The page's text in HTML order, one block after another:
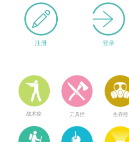
注册 登录
战术控 刀具控 生存控